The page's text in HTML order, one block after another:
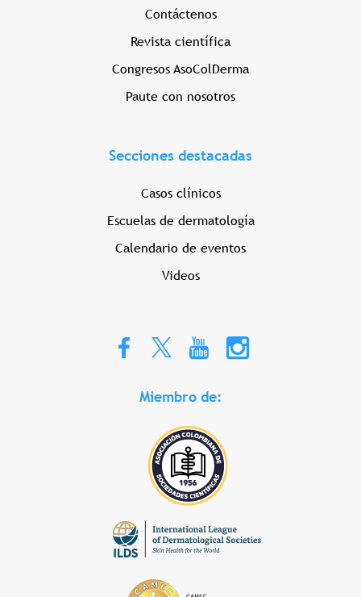
Contáctenos
Revista científica
Congresos AsoColDerma
Paute con nosotros
Secciones destacadas
Casos clínicos
Escuelas de dermatología
Calendario de eventos
Videos
Miembro de: